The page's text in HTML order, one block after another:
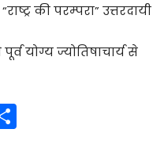
की परम्परा” उत्तरदायी
योग्य ज्योतिषाचार्य से